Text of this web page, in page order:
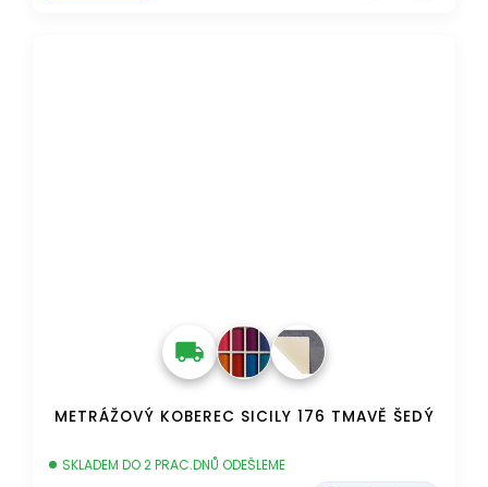
METRÁŽOVÝ KOBEREC SICILY 176 TMAVĚ ŠEDÝ
SKLADEM DO 2 PRAC.DNŮ ODEŠLEME